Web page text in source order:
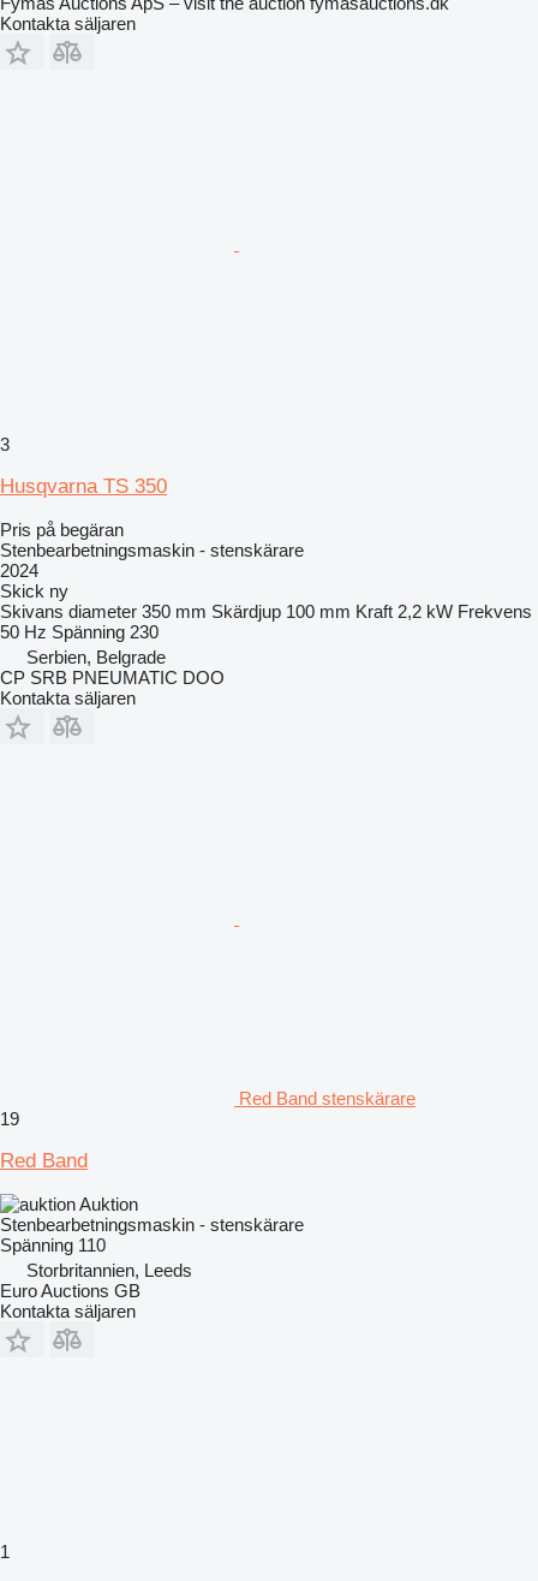
Kontakta säljaren
3
Husqvarna TS 350
Pris på begäran
Stenbearbetningsmaskin - stenskärare
2024
Skick ny
Skivans diameter 350 mm Skärdjup 100 mm Kraft 2,2 kW Frekvens
50 Hz Spänning 230
Serbien, Belgrade
CP SRB PNEUMATIC DOO
Kontakta säljaren
Red Band stenskärare
19
Red Band
Auktion
Stenbearbetningsmaskin - stenskärare
Spänning 110
Storbritannien, Leeds
Euro Auctions GB
Kontakta säljaren
1